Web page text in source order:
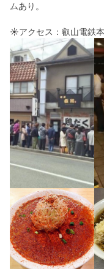
ムあり。
☀︎アクセス：叡山電鉄